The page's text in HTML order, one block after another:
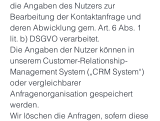
die Angaben des Nutzers zur
Bearbeitung der Kontaktanfrage und
deren Abwicklung gem. Art. 6 Abs. 1
lit. b) DSGVO verarbeitet.
Die Angaben der Nutzer können in
unserem Customer-Relationship-
Management System („CRM System“)
oder vergleichbarer
Anfragenorganisation gespeichert
werden.
Wir löschen die Anfragen, sofern diese